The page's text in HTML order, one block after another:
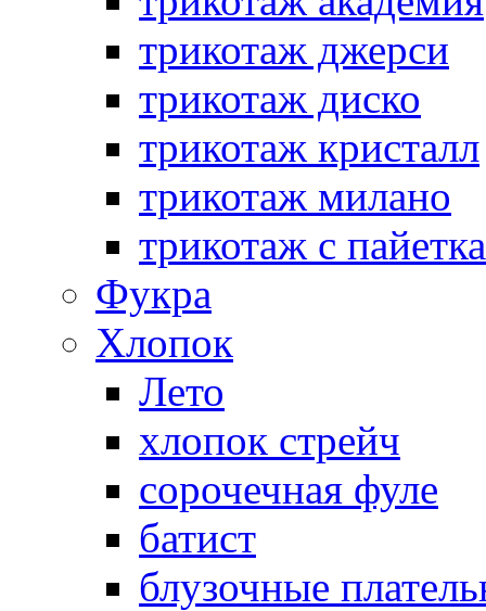
трикотаж джерси
трикотаж диско
трикотаж кристалл
трикотаж милано
трикотаж с
Фукра
Хлопок
Лето
хлопок стрейч
cорочечная фуле
батист
блузочные